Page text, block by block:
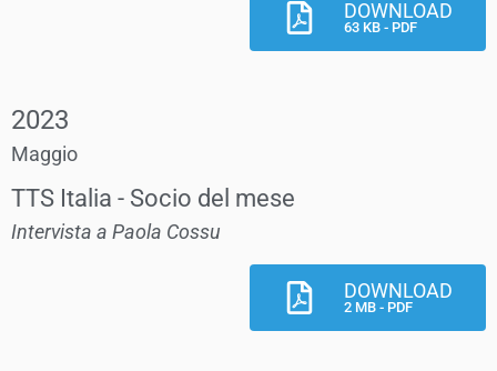
DOWNLOAD
63 KB - PDF
2023
Maggio
TTS Italia - Socio del mese
Intervista a Paola Cossu
DOWNLOAD
2 MB - PDF